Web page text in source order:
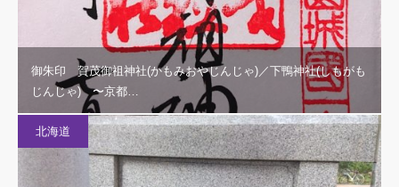
御朱印 賀茂御祖神社(かもみおやじんじゃ)／下鴨神社(しもがも
じんじゃ) 〜京都…
北海道